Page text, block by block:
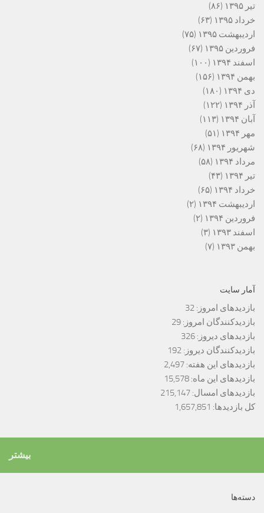
تیر ۱۳۹۵
(۸۶)
خرداد ۱۳۹۵
(۶۳)
اردیبهشت ۱۳۹۵
(۷۵)
فروردین ۱۳۹۵
(۶۷)
اسفند ۱۳۹۴
(۱۰۰)
بهمن ۱۳۹۴
(۱۵۶)
دی ۱۳۹۴
(۱۸۰)
آذر ۱۳۹۴
(۱۲۲)
آبان ۱۳۹۴
(۱۱۳)
مهر ۱۳۹۴
(۵۱)
شهریور ۱۳۹۴
(۶۸)
مرداد ۱۳۹۴
(۵۸)
تیر ۱۳۹۴
(۴۳)
خرداد ۱۳۹۴
(۶۵)
اردیبهشت ۱۳۹۴
(۲)
فروردین ۱۳۹۴
(۲)
اسفند ۱۳۹۳
(۳)
بهمن ۱۳۹۳
(۷)
آمار سایت
بازدیدهای امروز: 32
بازدیدکنندگان امروز: 29
بازدیدهای دیروز: 326
بازدیدکنندگان دیروز: 192
بازدیدهای این هفته: 2,497
بازدیدهای این ماه: 15,578
بازدیدهای امسال: 215,147
کل بازدیدها: 1,657,851
بیشتر
دسته‌ها